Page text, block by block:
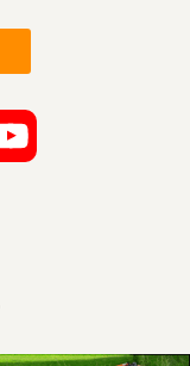
く、急な要望に
ました。
たいです。